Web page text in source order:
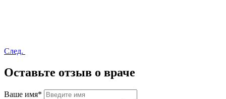
След.
Оставьте отзыв о враче
Ваше имя*